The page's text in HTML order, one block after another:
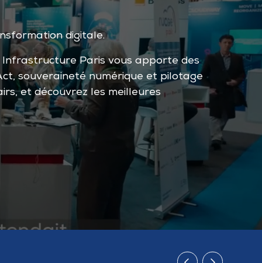
digitale.
Infrastructure Paris vous apporte des
souveraineté numérique et pilotage
et découvrez les meilleures